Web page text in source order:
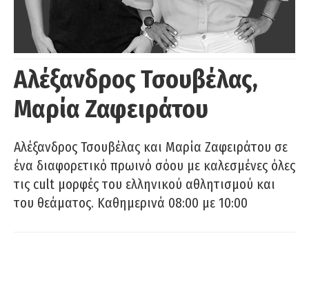
Αλέξανδρος Τσουβέλας,
Μαρία Ζαφειράτου
Αλέξανδρος Τσουβέλας και Μαρία Ζαφειράτου σε
ένα διαφορετικό πρωινό σόου με καλεσμένες όλες
τις cult μορφές του ελληνικού αθλητισμού και
του θεάματος. Καθημερινά 08:00 με 10:00